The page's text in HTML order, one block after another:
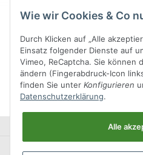
Wie wir Cookies & Co
Durch Klicken auf „Alle
Einsatz folgender Dienste auf
Vimeo, ReCaptcha. Sie können
ändern (Fingerabdruck-Icon
finden Sie unter Konfigurieren
Datenschutzerklärung.
Alle